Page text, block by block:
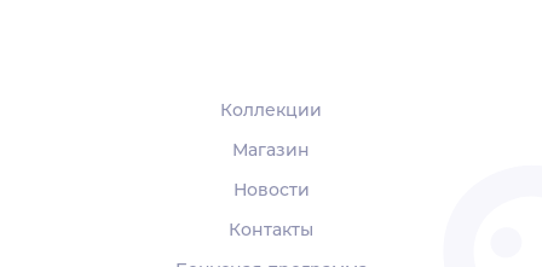
Коллекции
Магазин
Новости
Контакты